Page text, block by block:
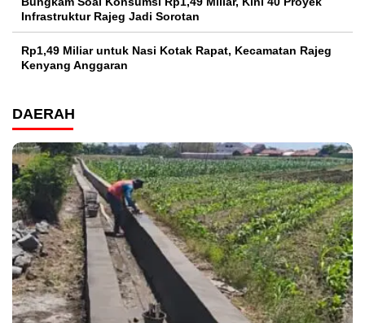
Infrastruktur Rajeg Jadi Sorotan
Rp1,49 Miliar untuk Nasi Kotak Rapat, Kecamatan Rajeg
Kenyang Anggaran
DAERAH